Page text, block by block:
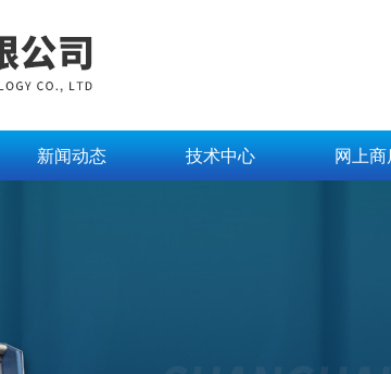
新闻动态 技术中心 网上商